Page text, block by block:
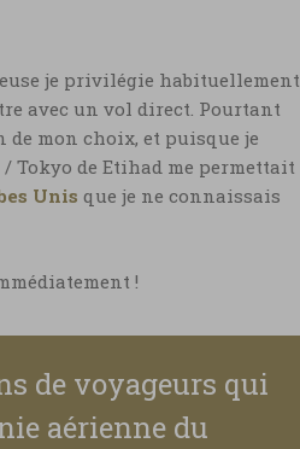
je privilégie habituellement
avec un vol direct. Pourtant
de mon choix, et puisque je
/ Tokyo de Etihad me permettait
Unis que je ne connaissais
!
de voyageurs qui
aérienne du